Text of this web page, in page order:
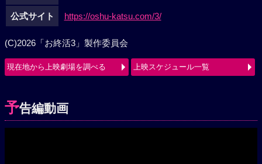
公式サイト https://oshu-katsu.com/3/
(C)2026「お終活3」製作委員会
現在地から上映劇場を調べる 上映スケジュール一覧
予告編動画